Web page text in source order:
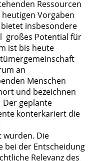
Ressourcen
Vorgaben
insbesondere
großes Potential für
ist bis heute
an
Menschen
und bezeichnen
Der geplante
konterkariert die
Die
bei der Entscheidung
Relevanz des